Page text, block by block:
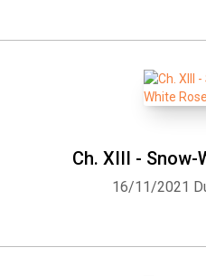
Ch. XIII - Snow-
16/11/2021